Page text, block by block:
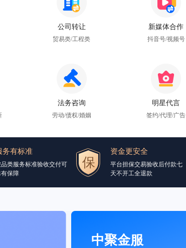
公司转让
贸易类/工程类
新媒体合作
抖音号/视频号
法务咨询
劳动/债权/婚姻
明星代言
签约/代理/广告
务有标准
类服务标准验收交付可
保障
资金更安全
平台担保交易验收后付款七
天不开工全退款
中聚金服